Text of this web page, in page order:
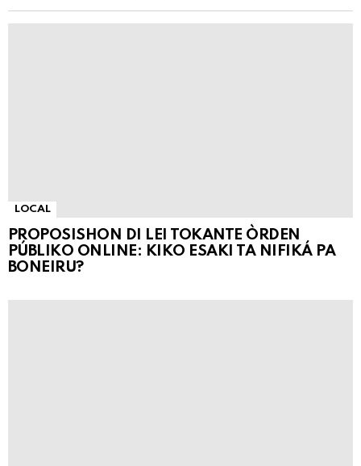
LOCAL
PROPOSISHON DI LEI TOKANTE ÒRDEN
PÚBLIKO ONLINE: KIKO ESAKI TA NIFIKÁ PA
BONEIRU?